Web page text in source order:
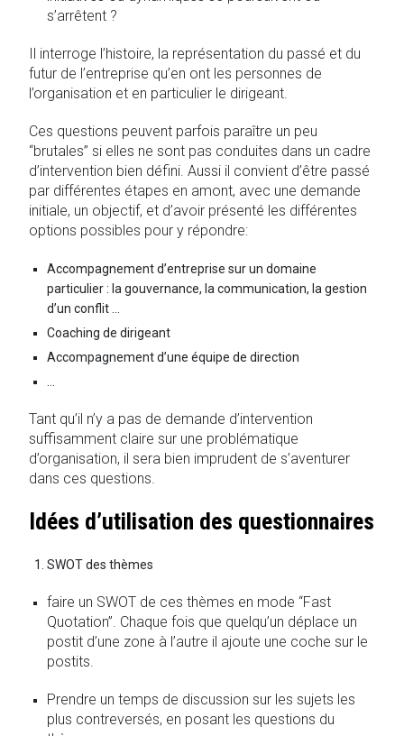
s’arrêtent ?
Il interroge l’histoire, la représentation du passé et du
futur de l’entreprise qu’en ont les personnes de
l’organisation et en particulier le dirigeant.
Ces questions peuvent parfois paraître un peu
“brutales” si elles ne sont pas conduites dans un cadre
d’intervention bien défini. Aussi il convient d’être passé
par différentes étapes en amont, avec une demande
initiale, un objectif, et d’avoir présenté les différentes
options possibles pour y répondre:
Accompagnement d’entreprise sur un domaine
particulier : la gouvernance, la communication, la gestion
d’un conflit …
Coaching de dirigeant
Accompagnement d’une équipe de direction
Tant qu’il n’y a pas de demande d’intervention
suffisamment claire sur une problématique
d’organisation, il sera bien imprudent de s’aventurer
dans ces questions.
Idées d’utilisation des questionnaires
SWOT des thèmes
faire un SWOT de ces thèmes en mode “Fast
Quotation”. Chaque fois que quelqu’un déplace un
postit d’une zone à l’autre il ajoute une coche sur le
postits.
Prendre un temps de discussion sur les sujets les
plus contreversés, en posant les questions du